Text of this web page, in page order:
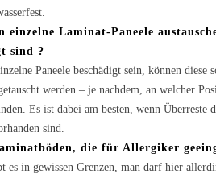
einzelne Laminat-Paneele
sind ?
Paneele beschädigt sein, können diese
werden – je nachdem, an welcher
Es ist dabei am besten, wenn Überreste
sind.
die für Allergiker
es in gewissen Grenzen, man darf hier